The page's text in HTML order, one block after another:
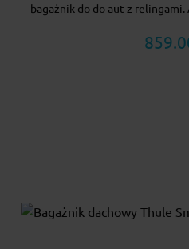
bagażnik do do aut z